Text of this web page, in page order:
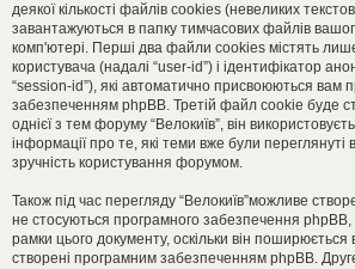
деякої кількості файлів cookies (невеликих
завантажуються в папку тимчасових файлів
комп'ютері. Перші два файли cookies містять
користувача (надалі “user-id”) і ідентифікатор
“session-id”), які автоматично присвоюються вам
забезпеченням phpBB. Третій файл cookie буде
однієї з тем форуму “Велокиїв”, він
інформації про те, які теми вже були переглянуті
зручність користування форумом.
Також під час перегляду “Велокиїв”можливе
не стосуються програмного забезпечення
рамки цього документу, оскільки він поширюється
створені програмним забезпеченням phpBB.